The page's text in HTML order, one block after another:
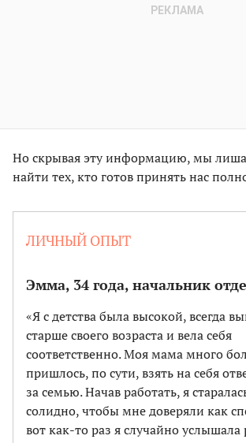
Но скрывая эту информацию, мы
найти тех, кто готов принять нас
ЛИЧНЫЙ ОПЫТ
Эмма, 34 года, начальник
«Я c детства была высокой, всегда
старше своего возраста и вела себя
соответственно. Моя мама много
пришлось, по сути, взять на себя
за семью. Начав работать, я
солидно, чтобы мне доверяли как
вот как-то раз я случайно услышала